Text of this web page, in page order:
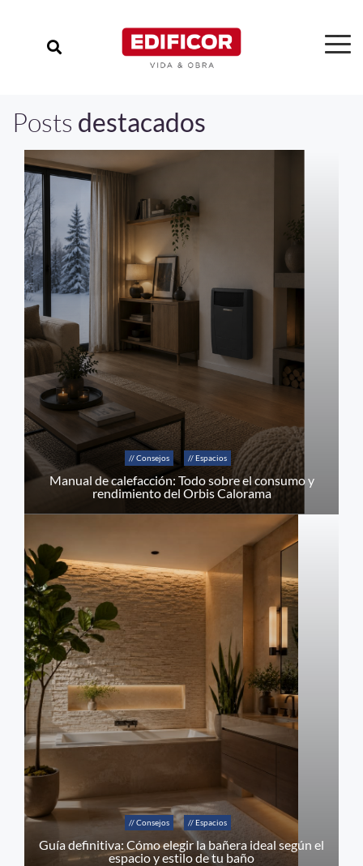
Posts destacados
// Consejos // Espacios
Manual de calefacción: Todo sobre el consumo y
rendimiento del Orbis Calorama
// Consejos // Espacios
Guía definitiva: Cómo elegir la bañera ideal según el
espacio y estilo de tu baño